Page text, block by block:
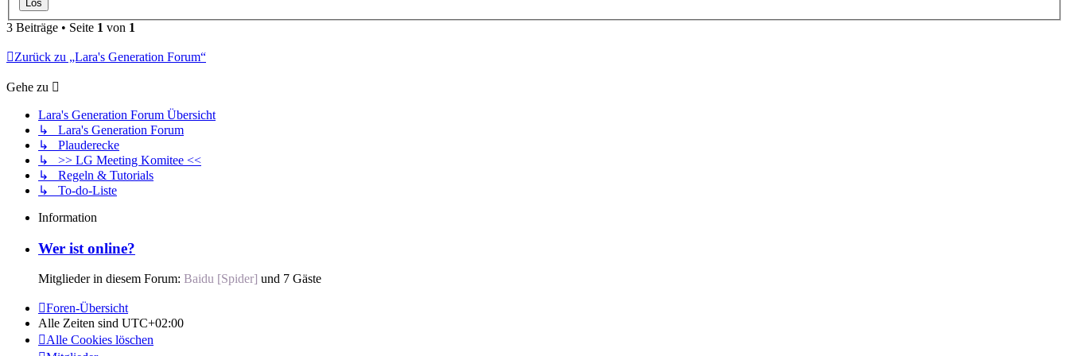
3 Beiträge • Seite 1 von 1
Zurück zu „Lara's Generation Forum“
Gehe zu
Lara's Generation Forum Übersicht
↳ Lara's Generation Forum
↳ Plauderecke
↳ >> LG Meeting Komitee <<
↳ Regeln & Tutorials
↳ To-do-Liste
Information
Wer ist online?
Mitglieder in diesem Forum: Baidu [Spider] und 7 Gäste
Foren-Übersicht
Alle Zeiten sind UTC+02:00
Alle Cookies löschen